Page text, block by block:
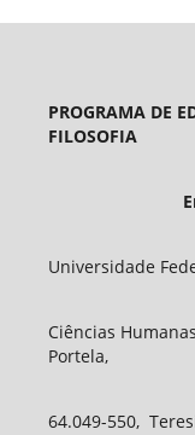
PROGRAMA DE
FILOSOFIA
Universidade
Ciências
Portela,
64.049-550,